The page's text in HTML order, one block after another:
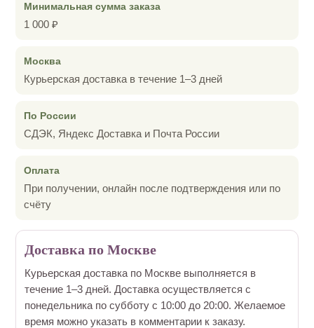
Минимальная сумма заказа
1 000 ₽
Москва
Курьерская доставка в течение 1–3 дней
По России
СДЭК, Яндекс Доставка и Почта России
Оплата
При получении, онлайн после подтверждения или по
счёту
Доставка по Москве
Курьерская доставка по Москве выполняется в
течение 1–3 дней. Доставка осуществляется с
понедельника по субботу с 10:00 до 20:00. Желаемое
время можно указать в комментарии к заказу.